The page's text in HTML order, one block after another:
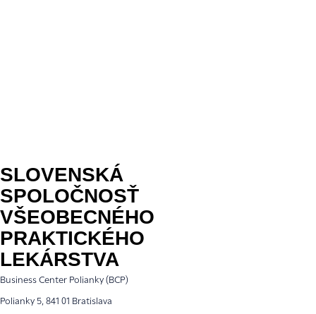
SLOVENSKÁ
SPOLOČNOSŤ
VŠEOBECNÉHO
PRAKTICKÉHO
LEKÁRSTVA
Business Center Polianky (BCP)
Polianky 5, 841 01 Bratislava